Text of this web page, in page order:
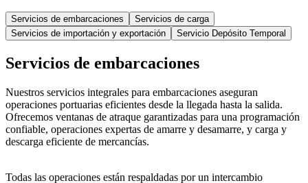
Servicios de embarcaciones
Servicios de carga
Servicios de importación y exportación
Servicio Depósito Temporal
Servicios de embarcaciones
Nuestros servicios integrales para embarcaciones aseguran
operaciones portuarias eficientes desde la llegada hasta la salida.
Ofrecemos ventanas de atraque garantizadas para una programación
confiable, operaciones expertas de amarre y desamarre, y carga y
descarga eficiente de mercancías.
Todas las operaciones están respaldadas por un intercambio